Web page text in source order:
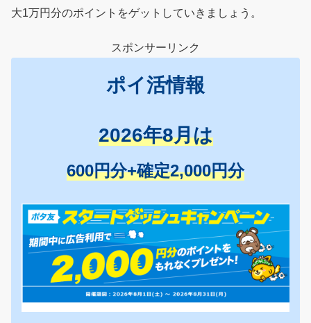
大1万円分のポイントをゲットしていきましょう。
スポンサーリンク
ポイ活情報
2026年8月は
600円分+確定2,000円分